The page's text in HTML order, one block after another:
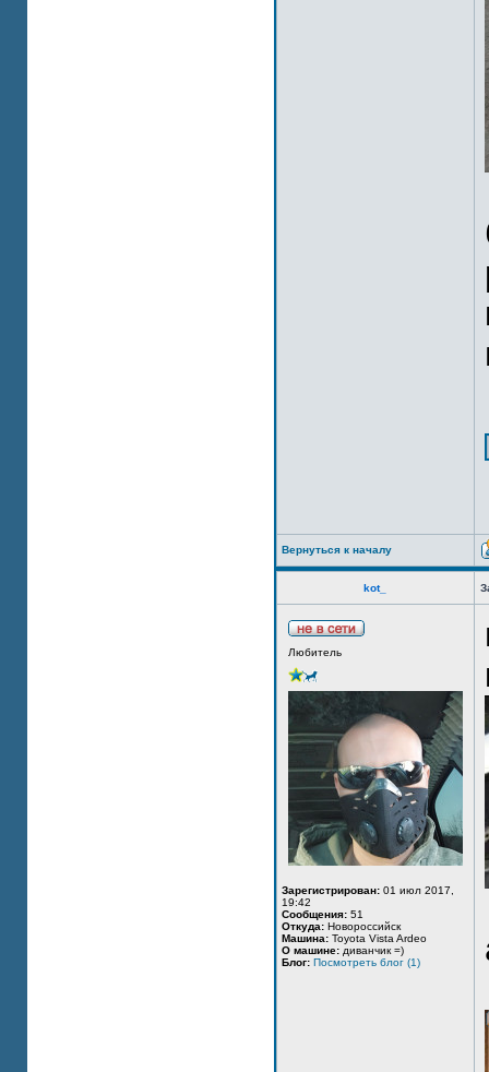
Вернуться к началу
kot_
Любитель
Зарегистрирован: 01 июл 2017,
19:42
Сообщения: 51
Откуда: Новороссийск
Машина: Toyota Vista Ardeo
О машине: диванчик =)
Блог: Посмотреть блог (1)